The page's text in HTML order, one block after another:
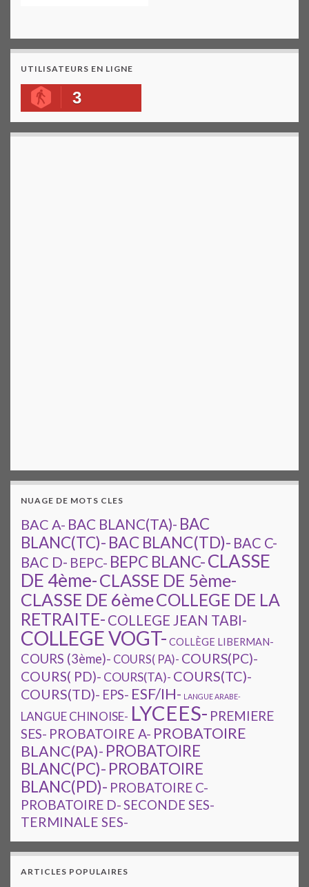
UTILISATEURS EN LIGNE
3
NUAGE DE MOTS CLES
BAC A- BAC BLANC(TA)- BAC
BLANC(TC)- BAC BLANC(TD)- BAC C-
BAC D- BEPC- BEPC BLANC-CLASSE
DE 4ème-CLASSE DE 5ème-
CLASSE DE 6èmeCOLLEGE DE LA
RETRAITE- COLLEGE JEAN TABI-
COLLEGE VOGT- COLLÈGE LIBERMAN-
COURS (3ème)- COURS( PA)- COURS(PC)-
COURS( PD)- COURS(TA)- COURS(TC)-
COURS(TD)- EPS- ESF/IH- LANGUE ARABE-
LANGUE CHINOISE- LYCEES- PREMIERE
SES- PROBATOIRE A- PROBATOIRE
BLANC(PA)- PROBATOIRE
BLANC(PC)- PROBATOIRE
BLANC(PD)- PROBATOIRE C-
PROBATOIRE D-SECONDE SES-
TERMINALE SES-
ARTICLES POPULAIRES